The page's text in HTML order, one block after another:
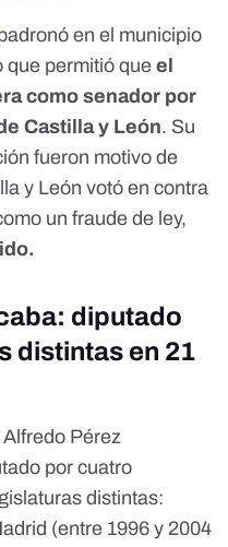
en el municipio
que permitió que el
como senador por
Castilla y León. Su
fueron motivo de
y León votó en contra
un fraude de ley,
diputado
distintas en 21
Pérez
por cuatro
distintas:
(entre 1996 y 2004